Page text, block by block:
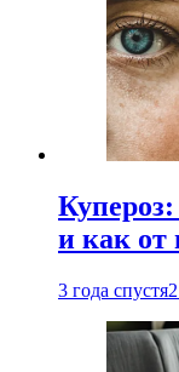
и как от
3 года спустя